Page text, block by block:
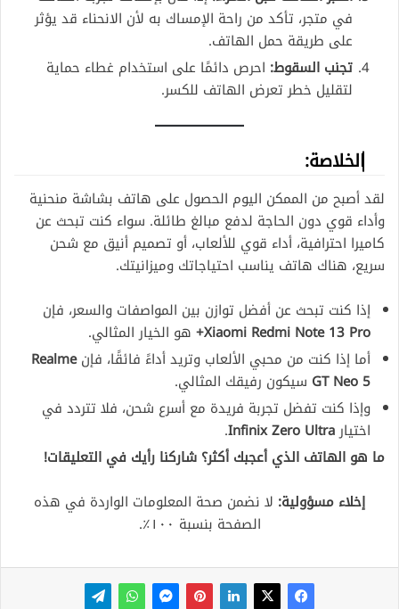
في متجر، تأكد من راحة الإمساك به لأن الانحناء قد يؤثر
على طريقة حمل الهاتف.
تجنب السقوط: احرص دائمًا على استخدام غطاء حماية
لتقليل خطر تعرض الهاتف للكسر.
الخلاصة:
لقد أصبح من الممكن اليوم الحصول على هاتف بشاشة منحنية
وأداء قوي دون الحاجة لدفع مبالغ طائلة. سواء كنت تبحث عن
كاميرا احترافية، أداء قوي للألعاب، أو تصميم أنيق مع شحن
سريع، هناك هاتف يناسب احتياجاتك وميزانيتك.
إذا كنت تبحث عن أفضل توازن بين المواصفات والسعر، فإن
Xiaomi Redmi Note 13 Pro+ هو الخيار المثالي.
أما إذا كنت من محبي الألعاب وتريد أداءً فائقًا، فإنRealme
GT Neo 5 سيكون رفيقك المثالي.
وإذا كنت تفضل تجربة فريدة مع أسرع شحن، فلا تتردد في
اختيارInfinix Zero Ultra
.
ما هو الهاتف الذي أعجبك أكثر؟ شاركنا رأيك في التعليقات!
إخلاء مسؤولية: لا نضمن صحة المعلومات الواردة في هذه
الصفحة بنسبة ١٠٠٪.